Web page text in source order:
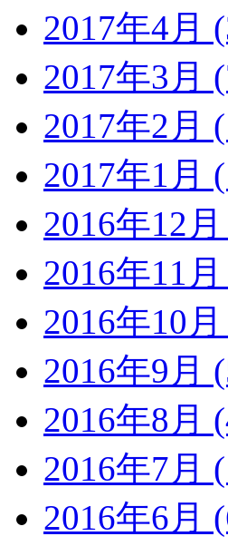
2017年4月
2017年3月
2017年2月
2017年1月
2016年12
2016年11
2016年10
2016年9月
2016年8月
2016年7月
2016年6月